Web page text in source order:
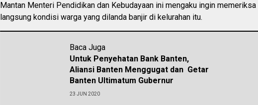
Mantan Menteri Pendidikan dan Kebudayaan ini mengaku ingin memeriksa
langsung kondisi warga yang dilanda banjir di kelurahan itu.
Baca Juga
Untuk Penyehatan Bank Banten,
Aliansi Banten Menggugat dan Getar
Banten Ultimatum Gubernur
23 JUN 2020